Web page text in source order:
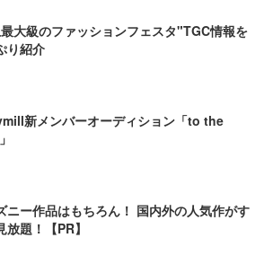
大級のファッションフェスタ"TGC情報を
り紹介
新メンバーオーディション「to the
ニー作品はもちろん！ 国内外の人気作がす
放題！【PR】